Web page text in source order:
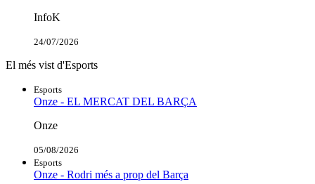
InfoK
24/07/2026
El més vist d'Esports
Esports
Onze - EL MERCAT DEL BARÇA
Onze
05/08/2026
Esports
Onze - Rodri més a prop del Barça